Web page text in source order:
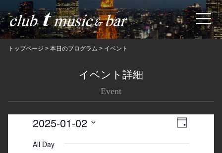
トップページ > 本日のプログラム > イベント
イベント詳細
Event
Views
Event
日
2025-01-02
date.
All Day